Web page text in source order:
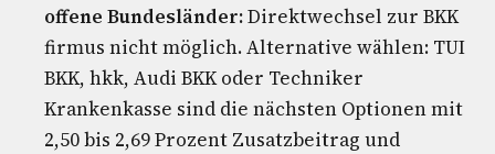
offene Bundesländer:Direktwechsel zur BKK
firmus nicht möglich. Alternative wählen: TUI
BKK, hkk, Audi BKK oder Techniker
Krankenkasse sind die nächsten Optionen mit
2,50 bis 2,69 Prozent Zusatzbeitrag und